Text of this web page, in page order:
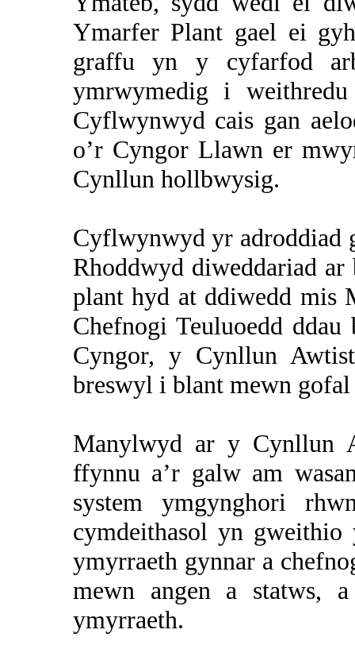
Ymarfer Plant gael ei
graffu yn y cyfarfod
ymrwymedig i
Cyflwynwyd cais gan
o’r Cyngor Llawn er
Cynllun hollbwysig.
Cyflwynwyd yr adroddiad
Rhoddwyd diweddariad
plant hyd at ddiwedd mis
Chefnogi Teuluoedd
Cyngor, y Cynllun
breswyl i blant mewn
Manylwyd ar y Cynllun
ffynnu a’r galw am
system ymgynghori
cymdeithasol yn
ymyrraeth gynnar a
mewn angen a statws,
ymyrraeth.